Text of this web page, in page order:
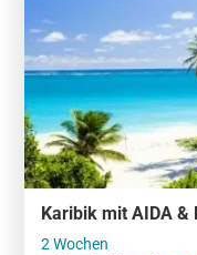
Karibik mit AIDA &